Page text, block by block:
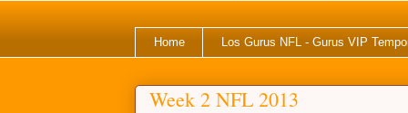
Home Los Gurus NFL - Gurus VIP
Week 2 NFL 2013